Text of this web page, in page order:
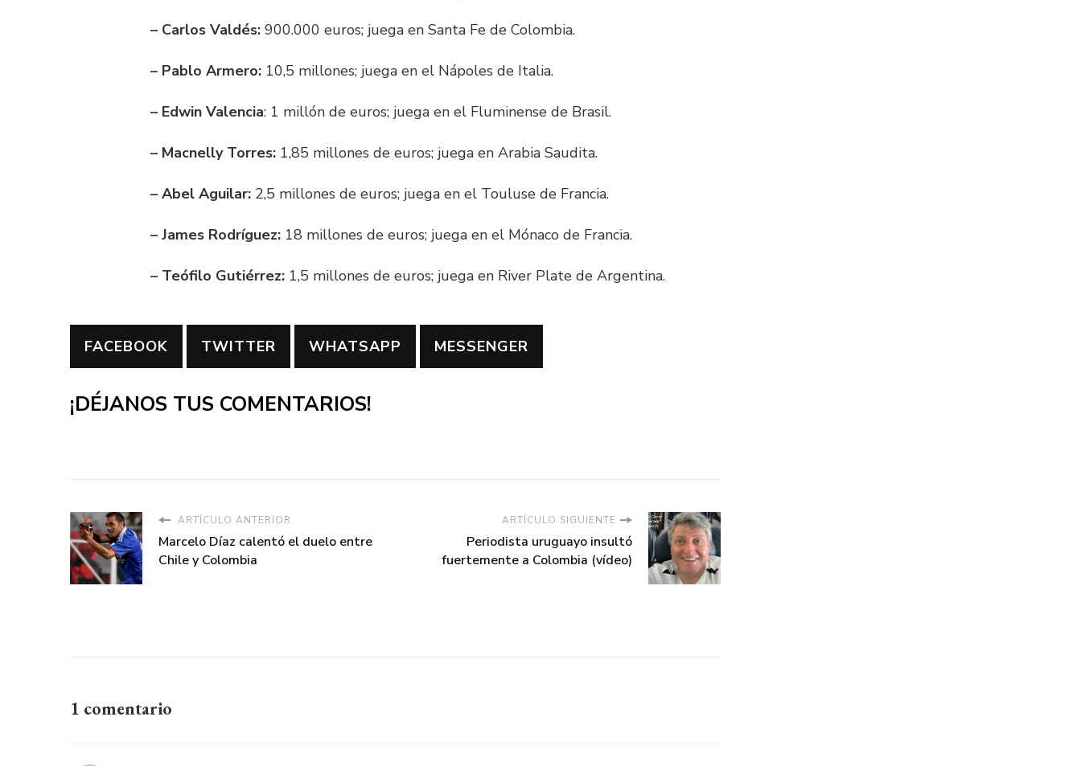
– Carlos Valdés: 900.000 euros; juega en Santa Fe de Colombia.
– Pablo Armero: 10,5 millones; juega en el Nápoles de Italia.
– Edwin Valencia: 1 millón de euros; juega en el Fluminense de Brasil.
– Macnelly Torres: 1,85 millones de euros; juega en Arabia Saudita.
– Abel Aguilar: 2,5 millones de euros; juega en el Touluse de Francia.
– James Rodríguez: 18 millones de euros; juega en el Mónaco de Francia.
– Teófilo Gutiérrez: 1,5 millones de euros; juega en River Plate de Argentina.
FACEBOOK TWITTER WHATSAPP MESSENGER
¡DÉJANOS TUS COMENTARIOS!
ARTÍCULO ANTERIOR
Marcelo Díaz calentó el duelo entre
Chile y Colombia
ARTÍCULO SIGUIENTE
Periodista uruguayo insultó
fuertemente a Colombia (vídeo)
1 comentario